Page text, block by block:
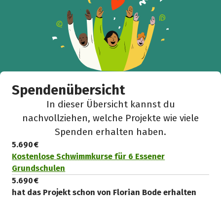
Spendenübersicht
In dieser Übersicht kannst du
nachvollziehen, welche Projekte wie viele
Spenden erhalten haben.
5.690 €
Kostenlose Schwimmkurse für 6 Essener
Grundschulen
5.690 €
hat das Projekt schon von Florian Bode erhalten